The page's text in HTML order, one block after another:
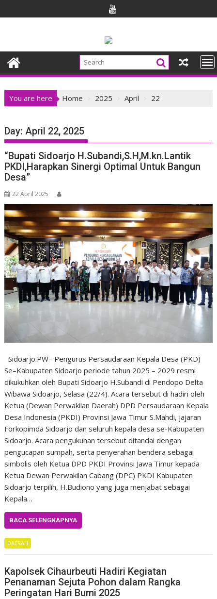
to
You are here Home 2025 April 22
Day:April 22, 2025
“Bupati Sidoarjo H.Subandi,S.H,M.kn.Lantik
PKDI,Harapkan Sinergi Optimal Untuk Bangun
Desa”
22 April 2025
Sidoarjo.PW– Pengurus Persaudaraan Kepala Desa (PKD)
Se–Kabupaten Sidoarjo periode tahun 2025 – 2029 resmi
dikukuhkan oleh Bupati Sidoarjo H.Subandi di Pendopo Delta
Wibawa Sidoarjo, Selasa (22/4). Acara tersebut di hadiri oleh
Ketua (Dewan Perwakilan Daerah) DPD Persaudaraan Kepala
Desa Indonesia (PKDI) Provinsi Jawa Timur S.Mahdi, jajaran
Forkopimda Sidoarjo dan seluruh kepala desa se-Kabupaten
Sidoarjo. Acara pengukuhan tersebut ditandai dengan
pengucapan sumpah, serta penyerahan bendera sebagai
simbolis oleh Ketua DPD PKDI Provinsi Jawa Timur kepada
Ketua Dewan Perwakilan Cabang (DPC) PKDI Kabupaten
Sidoarjo terpilih, H.Budiono yang juga menjabat sebagai
Kepala…
BACA SELENGKAPNYA
DAERAH
Kapolsek Cihaurbeuti Hadiri Kegiatan
Penanaman Sejuta Pohon dalam Rangka
Peringatan Hari Bumi 2025